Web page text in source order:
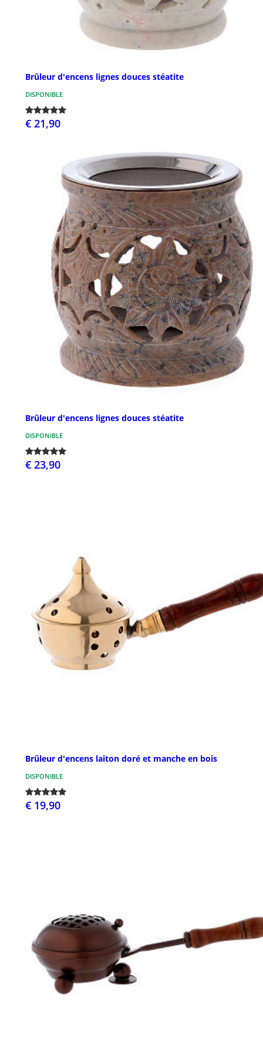
Brûleur d'encens lignes douces stéatite
DISPONIBLE
€ 21,90
Brûleur d'encens lignes douces stéatite
DISPONIBLE
€ 23,90
Brûleur d'encens laiton doré et manche en bois
DISPONIBLE
€ 19,90